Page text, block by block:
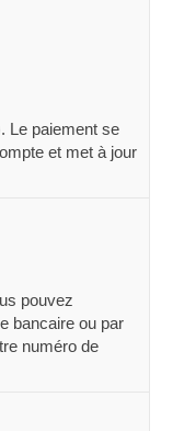
Le paiement se
et met à jour
pouvez
bancaire ou par
numéro de